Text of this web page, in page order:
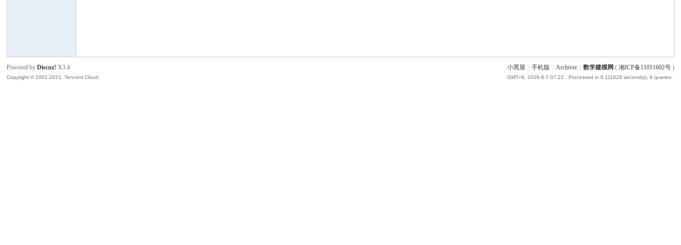
小黑屋 手机版 Archiver 数学建模网 ( 湘ICP备11011602号)
GMT+8, 2026-8-7 07:22 , Processed in 0.111629 second(s), 8 queries .
Powered byDiscuz! X3.4
Copyright © 2001-2021, Tencent Cloud.